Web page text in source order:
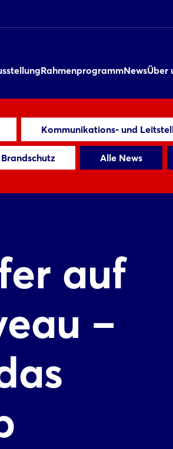
RahmenprogrammNewsÜber
Kommunikations- und
Alle News
auf
–